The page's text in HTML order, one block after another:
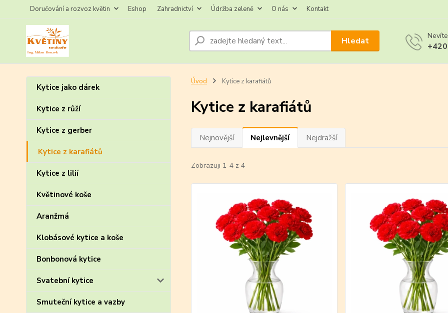
Doručování a rozvoz květin Eshop Zahradnictví Údržba zeleně O nás Kontakt
Hledat
Kytice jako dárek
Kytice z růží
Kytice z gerber
Kytice z karafiátů
Kytice z lilií
Květinové koše
Aranžmá
Klobásové kytice a koše
Bonbonová kytice
Svatební kytice
Smuteční kytice a vazby
Úvod Kytice z karafiátů
Kytice z karafiátů
Nejnovější Nejlevnější Nejdražší
Zobrazuji 1-4 z 4